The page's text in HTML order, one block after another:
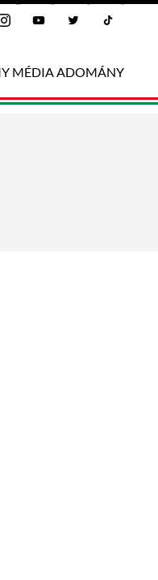
MÉDIA ADOMÁNY